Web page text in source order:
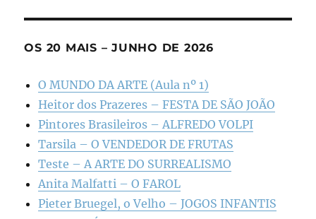
OS 20 MAIS – JUNHO DE 2026
O MUNDO DA ARTE (Aula nº 1)
Heitor dos Prazeres – FESTA DE SÃO JOÃO
Pintores Brasileiros – ALFREDO VOLPI
Tarsila – O VENDEDOR DE FRUTAS
Teste – A ARTE DO SURREALISMO
Anita Malfatti – O FAROL
Pieter Bruegel, o Velho – JOGOS INFANTIS